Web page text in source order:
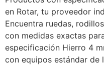
en Rotar, tu proveedor
Encuentra ruedas,
con medidas exactas
especificación Hierro 4
con equipos estándar de